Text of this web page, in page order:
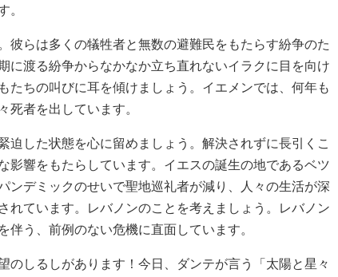
。
らは多くの犠牲者と無数の避難民をもたらす紛争のた
に渡る紛争からなかなか立ち直れないイラクに目を向け
たちの叫びに耳を傾けましょう。イエメンでは、何年も
死者を出しています。
した状態を心に留めましょう。解決されずに長引くこ
影響をもたらしています。イエスの誕生の地であるベツ
ンデミックのせいで聖地巡礼者が減り、人々の生活が深
れています。レバノンのことを考えましょう。レバノン
う、前例のない危機に直面しています。
しるしがあります！今日、ダンテが言う「太陽と星々